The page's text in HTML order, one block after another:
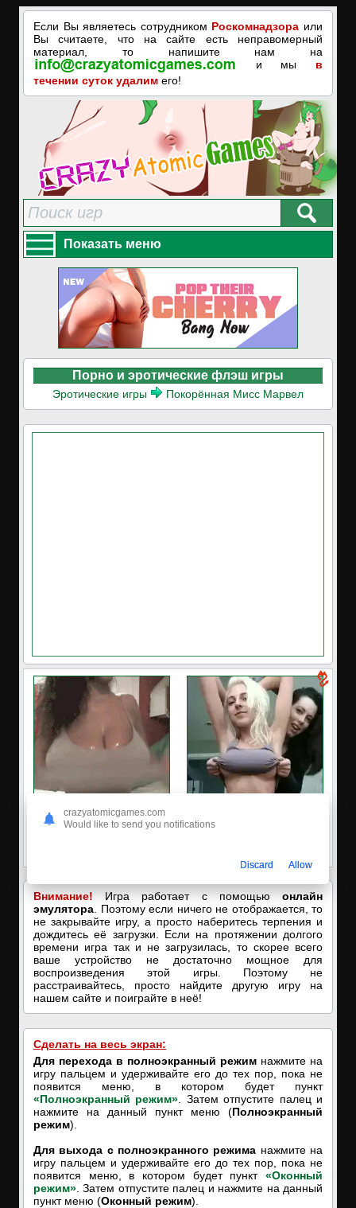
Если Вы являетесь сотрудником Роскомнадзора или
Вы считаете, что на сайте есть неправомерный
материал, то напишите нам на
и мы в
течении суток удалим его!
Показать меню
Порно и эротические флэш игры
Эротические игры Покорённая Мисс Марвел
🔥ПОРНО-ЧАТ ОНЛАЙН🔥 ✅ЗАХОДИ, ПОДРОЧИМ!
Внимание! Игра работает с помощью онлайн
эмулятора . Поэтому если ничего не отображается, то
не закрывайте игру, а просто наберитесь терпения и
дождитесь её загрузки. Если на протяжении долгого
времени игра так и не загрузилась, то скорее всего
ваше устройство не достаточно мощное для
воспроизведения этой игры. Поэтому не
расстраивайтесь, просто найдите другую игру на
нашем сайте и поиграйте в неё!
Сделать на весь экран:
Для перехода в полноэкранный режим нажмите на
игру пальцем и удерживайте его до тех пор, пока не
появится меню, в котором будет пункт
«Полноэкранный режим» . Затем отпустите палец и
нажмите на данный пункт меню (Полноэкранный
режим).
Для выхода с полноэкранного режима нажмите на
игру пальцем и удерживайте его до тех пор, пока не
появится меню, в котором будет пункт «Оконный
режим» . Затем отпустите палец и нажмите на данный
пункт меню (Оконный режим).
crazyatomicgames.com
Would like to send you notifications
Discard Allow